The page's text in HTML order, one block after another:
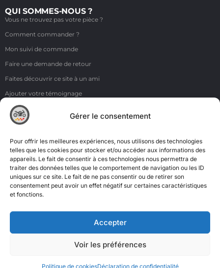
Gérer le consentement
Pour offrir les meilleures expériences, nous utilisons des technologies
telles que les cookies pour stocker et/ou accéder aux informations des
appareils. Le fait de consentir à ces technologies nous permettra de
traiter des données telles que le comportement de navigation ou les ID
uniques sur ce site. Le fait de ne pas consentir ou de retirer son
consentement peut avoir un effet négatif sur certaines caractéristiques
et fonctions.
Accepter
Voir les préférences
Politique de cookiesDéclaration de confidentialité
QUI SOMMES-NOUS ?
Vous ne trouvez pas votre pièce ?
Comment commander ?
Mon suivi de commande
Faire une demande de retour
Faites découvrir ce site à un ami
Ajouter votre témoignage
Voir tous les témoignages
Liens
NOS COORDONNÉES
ZI de la Moinerie - 8 rue du Roussillon 91220 Bretigny sur Orge
Email: contact@accimoto.com
Standard : +33(0)1 69 88 16 16